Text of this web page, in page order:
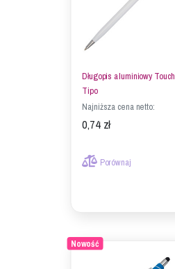
Długopis aluminiowy Touch
Tipo
Najniższa cena netto:
0,74 zł
Porównaj
Nowość